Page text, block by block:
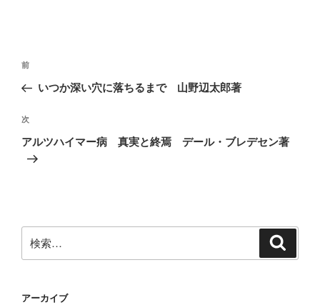
投
ナ
ビ
ゲ
ー
前
の
稿
前
いつか深い穴に落ちるまで 山野辺太郎著
次
の
次
アルツハイマー病 真実と終焉 デール・ブレデセン著
索:
アーカイブ